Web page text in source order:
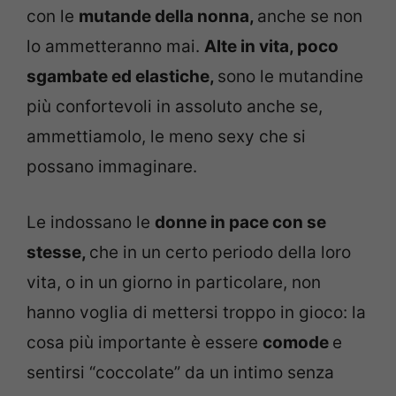
con le mutande della nonna, anche se non
lo ammetteranno mai. Alte in vita, poco
sgambate ed elastiche, sono le mutandine
più confortevoli in assoluto anche se,
ammettiamolo, le meno sexy che si
possano immaginare.
Le indossano le donne in pace con se
stesse, che in un certo periodo della loro
vita, o in un giorno in particolare, non
hanno voglia di mettersi troppo in gioco: la
cosa più importante è essere comode e
sentirsi “coccolate” da un intimo senza